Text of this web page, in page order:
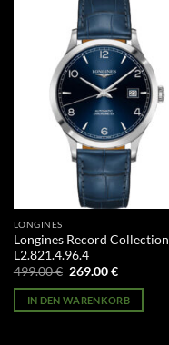
LONGINES
Longines Record Collection
L2.821.4.96.4
499.00€ Ursprünglicher
war:
499.00 €
269.00€Aktueller
ist:
269.00 €.
IN DEN WARENKORB